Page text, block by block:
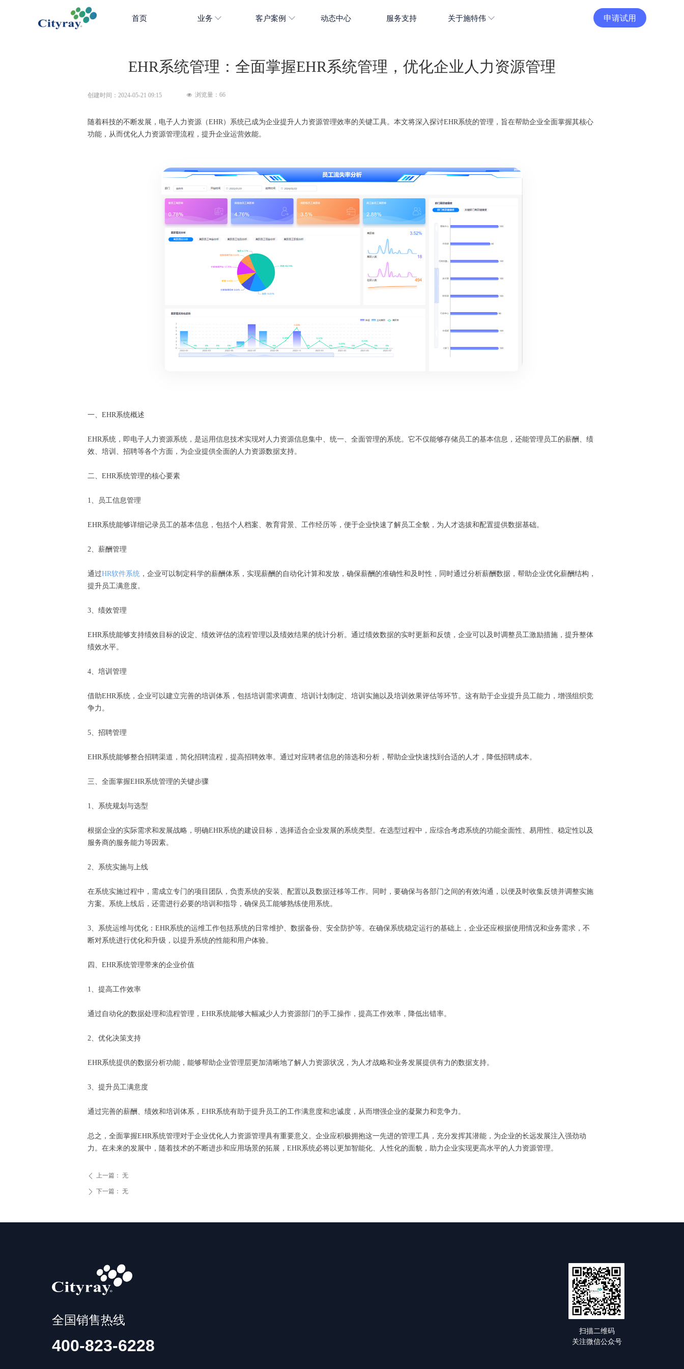
首页 业务 客户案例 动态中心 服务支持 关于施特伟 申请试用
EHR系统管理：全面掌握EHR系统管理，优化企业人力资源管理
随着科技的不断发展，电子人力资源（EHR）系统已成为企业提升人力资源管理效率的关键工具。本文将深入探讨EHR系统的管理，旨在帮助企业全面掌握其核心
功能，从而优化人力资源管理流程，提升企业运营效能。
一、EHR系统概述
EHR系统，即电子人力资源系统，是运用信息技术实现对人力资源信息集中、统一、全面管理的系统。它不仅能够存储员工的基本信息，还能管理员工的薪酬、绩
效、培训、招聘等各个方面，为企业提供全面的人力资源数据支持。
二、EHR系统管理的核心要素
1、员工信息管理
EHR系统能够详细记录员工的基本信息，包括个人档案、教育背景、工作经历等，便于企业快速了解员工全貌，为人才选拔和配置提供数据基础。
2、薪酬管理
通过HR软件系统 ，企业可以制定科学的薪酬体系，实现薪酬的自动化计算和发放，确保薪酬的准确性和及时性，同时通过分析薪酬数据，帮助企业优化薪酬结构，
提升员工满意度。
3、绩效管理
EHR系统能够支持绩效目标的设定、绩效评估的流程管理以及绩效结果的统计分析。通过绩效数据的实时更新和反馈，企业可以及时调整员工激励措施，提升整体
绩效水平。
4、培训管理
借助EHR系统，企业可以建立完善的培训体系，包括培训需求调查、培训计划制定、培训实施以及培训效果评估等环节。这有助于企业提升员工能力，增强组织竞
争力。
5、招聘管理
EHR系统能够整合招聘渠道，简化招聘流程，提高招聘效率。通过对应聘者信息的筛选和分析，帮助企业快速找到合适的人才，降低招聘成本。
三、全面掌握EHR系统管理的关键步骤
1、系统规划与选型
根据企业的实际需求和发展战略，明确EHR系统的建设目标，选择适合企业发展的系统类型。在选型过程中，应综合考虑系统的功能全面性、易用性、稳定性以及
服务商的服务能力等因素。
2、系统实施与上线
在系统实施过程中，需成立专门的项目团队，负责系统的安装、配置以及数据迁移等工作。同时，要确保与各部门之间的有效沟通，以便及时收集反馈并调整实施
方案。系统上线后，还需进行必要的培训和指导，确保员工能够熟练使用系统。
3、系统运维与优化：EHR系统的运维工作包括系统的日常维护、数据备份、安全防护等。在确保系统稳定运行的基础上，企业还应根据使用情况和业务需求，不
断对系统进行优化和升级，以提升系统的性能和用户体验。
四、EHR系统管理带来的企业价值
1、提高工作效率
通过自动化的数据处理和流程管理，EHR系统能够大幅减少人力资源部门的手工操作，提高工作效率，降低出错率。
2、优化决策支持
EHR系统提供的数据分析功能，能够帮助企业管理层更加清晰地了解人力资源状况，为人才战略和业务发展提供有力的数据支持。
3、提升员工满意度
通过完善的薪酬、绩效和培训体系，EHR系统有助于提升员工的工作满意度和忠诚度，从而增强企业的凝聚力和竞争力。
总之，全面掌握EHR系统管理对于企业优化人力资源管理具有重要意义。企业应积极拥抱这一先进的管理工具，充分发挥其潜能，为企业的长远发展注入强劲动
力。在未来的发展中，随着技术的不断进步和应用场景的拓展，EHR系统必将以更加智能化、人性化的面貌，助力企业实现更高水平的人力资源管理。
ꄴ 上一篇： 无
ꄲ 下一篇： 无
创建时间： 2024-05-21 09:15 넶 浏览量： 66
全国销售热线
扫描二维码
关注微信公众号
400-823-6228